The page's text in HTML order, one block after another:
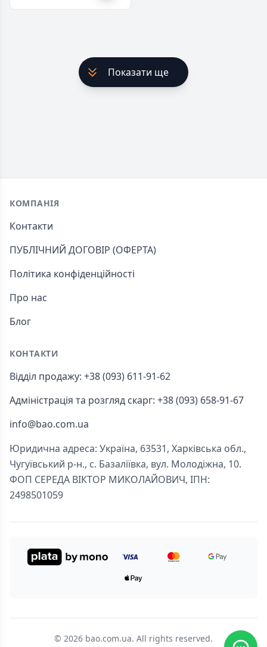
Показати ще
Footer
КОМПАНІЯ
Контакти
ПУБЛІЧНИЙ ДОГОВІР (ОФЕРТА)
Політика конфіденційності
Про нас
Блог
КОНТАКТИ
Відділ продажу: +38 (093) 611-91-62
Адміністрація та розгляд скарг: +38 (093) 658-91-67
info@bao.com.ua
Юридична адреса: Україна, 63531, Харківська обл.,
Чугуївський р-н., с. Базаліївка, вул. Молодіжна, 10.
ФОП СЕРЕДА ВІКТОР МИКОЛАЙОВИЧ, ІПН:
2498501059
© 2026 bao.com.ua. All rights reserved.